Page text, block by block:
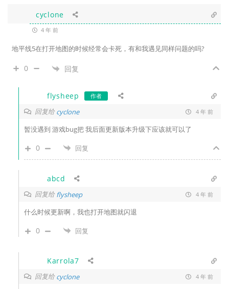
cyclone
4 年 前
地平线5在打开地图的时候经常会卡死，有和我遇见同样问题的吗?
0 回复
flysheep 作者
回复给cyclone 4 年 前
暂没遇到 游戏bug把 我后面更新版本升级下应该就可以了
0 回复
abcd
回复给flysheep 4 年 前
什么时候更新啊，我也打开地图就闪退
0 回复
Karrola7
回复给cyclone 4 年 前